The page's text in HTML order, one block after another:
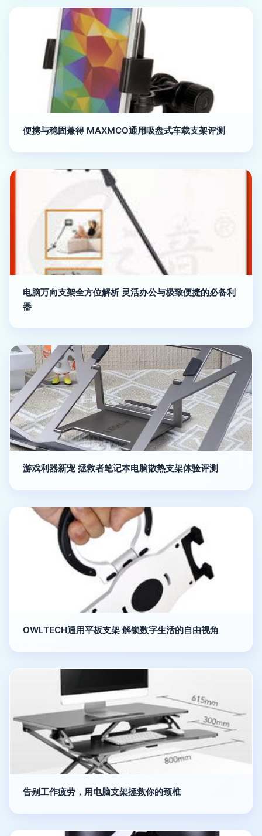
便携与稳固兼得 MAXMCO通用吸盘式车载支架评测
电脑万向支架全方位解析 灵活办公与极致便捷的必备利
器
游戏利器新宠 拯救者笔记本电脑散热支架体验评测
OWLTECH通用平板支架 解锁数字生活的自由视角
告别工作疲劳，用电脑支架拯救你的颈椎